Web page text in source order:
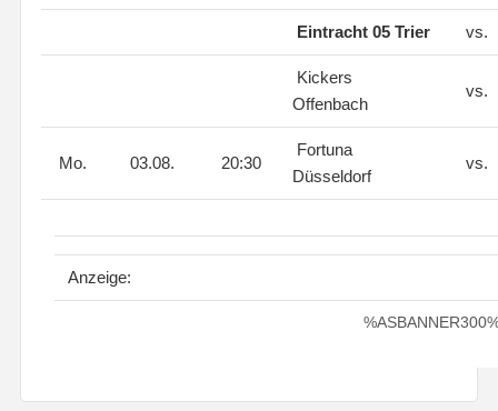
Eintracht 05 Trier vs.
Kickers
Offenbach
vs.
Mo. 03.08. 20:30
Fortuna
Düsseldorf
vs.
Anzeige: